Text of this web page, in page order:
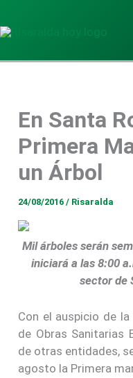
al
En Santa
Primera
un Árbol
24/08/2016/ Risaralda
Mil árboles serán
iniciará a las 8:00
sector de
Con el auspicio de
de Obras Sanitarias
de otras entidades,
agosto la Primera